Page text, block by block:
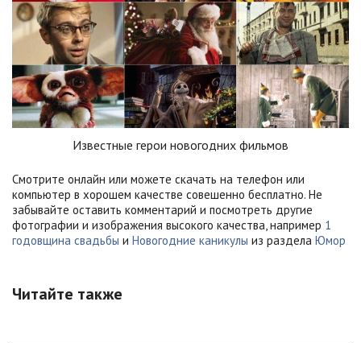
Известные герои новогодних фильмов
Смотрите онлайн или можете скачать на телефон или
компьютер в хорошем качестве совешенно бесплатно. Не
забывайте оставить комментарий и посмотреть другие
фотографии и изображения высокого качества, например 1
годовщина свадьбы и Новогодние каникулы из раздела Юмор
Читайте также